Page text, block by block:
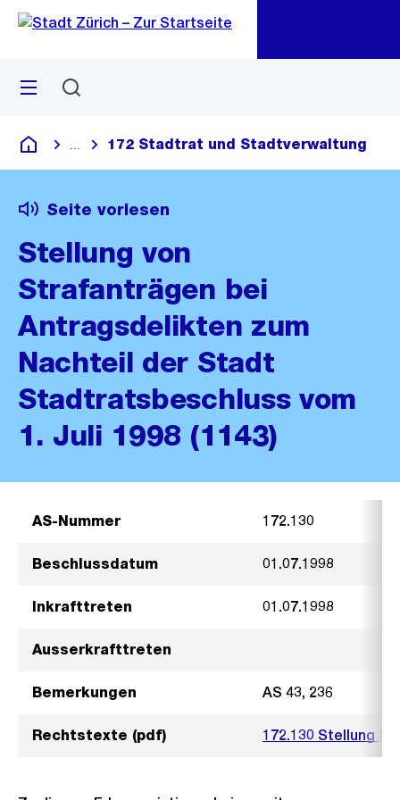
Navigation
Sprunglink
Menü
Deutsch
Blende alle Breadcrumbs ein
172 Stadtrat und Stadtverwaltung
Seite vorlesen
Stellung von
Strafanträgen bei
Antragsdelikten zum
Nachteil der Stadt
Stadtratsbeschluss vom
1. Juli 1998 (1143)
AS-Nummer 172.130
Beschlussdatum 01.07.1998
Inkrafttreten 01.07.1998
Ausserkrafttreten
Bemerkungen AS 43, 236
Rechtstexte (pdf) 172.130 Stellung